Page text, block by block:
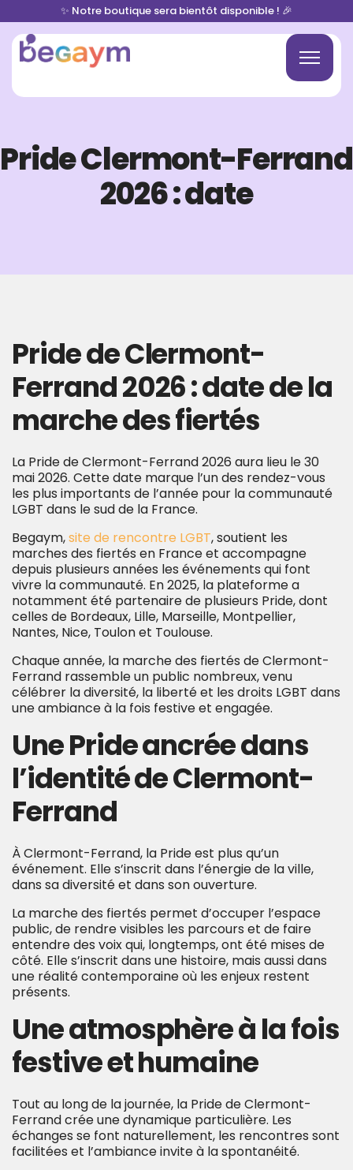
✨ Notre boutique sera bientôt disponible ! 🎉
Pride Clermont-Ferrand
2026 : date
Pridede Clermont-
Ferrand2026 : date de la
marche des fiertés
La Pride de Clermont-Ferrand 2026 aura lieu le 30
mai 2026. Cette date marque l’un des rendez-vous
les plus importants de l’année pour la communauté
LGBT dans le sud de la France.
Begaym,site de rencontre LGBT, soutient les
marches des fiertés en France et accompagne
depuis plusieurs années les événements qui font
vivre la communauté. En 2025, la plateforme a
notamment été partenaire de plusieurs Pride, dont
celles de Bordeaux, Lille, Marseille, Montpellier,
Nantes, Nice, Toulon et Toulouse.
Chaque année, la marche des fiertés de Clermont-
Ferrand rassemble un public nombreux, venu
célébrer la diversité, la liberté et les droits LGBT dans
une ambiance à la fois festive et engagée.
Une Pride ancrée dans
l’identité de Clermont-
Ferrand
À Clermont-Ferrand, la Pride est plus qu’un
événement. Elle s’inscrit dans l’énergie de la ville,
dans sa diversité et dans son ouverture.
La marche des fiertés permet d’occuper l’espace
public, de rendre visibles les parcours et de faire
entendre des voix qui, longtemps, ont été mises de
côté. Elle s’inscrit dans une histoire, mais aussi dans
une réalité contemporaine où les enjeux restent
présents.
Une atmosphère à la fois
festive et humaine
Tout au long de la journée, la Pride de Clermont-
Ferrand crée une dynamique particulière. Les
échanges se font naturellement, les rencontres sont
facilitées et l’ambiance invite à la spontanéité.